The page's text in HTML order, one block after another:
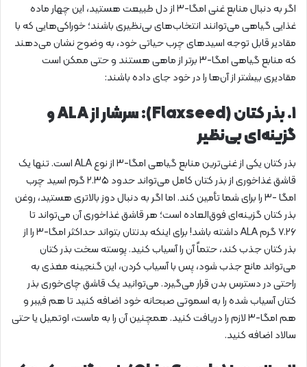
اگر به دنبال منابع غنی امگا-۳ از دل طبیعت هستید، این چهار ماده
غذایی گیاهی می‌توانند انتخاب‌های بی‌نظیری باشند؛ خوراکی‌هایی که با
مقادیر قابل توجه اسیدهای چرب حیاتی خود، به وضوح نشان می‌دهند
که منابع گیاهی امگا-۳ برتر از ماهی هستند و حتی ممکن است
مقادیری بیشتر از آن‌ها را در خود جای داده باشند:
۱. بذر کتان (Flaxseed): سرشار از ALA و
گزینه‌ای بی‌نظیر
بذر کتان یکی از غنی‌ترین منابع گیاهی امگا-۳ از نوع ALA است. تنها یک
قاشق غذاخوری از بذر کتان کامل می‌تواند حدود ۲.۳۵ گرم اسید چرب
امگا -۳ را برای شما تأمین کند. اما اگر به دنبال دوز بالاتری هستید، روغن
بذر کتان گزینه‌ای فوق‌العاده است؛ هر قاشق غذاخوری آن می‌تواند تا
۷.۲۶ گرم ALA داشته باشد! برای اینکه بدنتان بتواند حداکثر امگا-۳ را از
بذر کتان جذب کند، حتماً آن را آسیاب کنید. پوسته سخت بذر کتان
می‌تواند مانع جذب شود، پس با آسیاب کردن، این گنجینه مغذی به
راحتی در دسترس بدن قرار می‌گیرد. می‌توانید یک قاشق چای‌خوری بذر
کتان آسیاب شده را به اسموتی صبحانه خود اضافه کنید تا هم فیبر و
هم امگا-۳ لازم را دریافت کنید. همچنین آن را به ماست، اوتمیل یا حتی
سالاد اضافه کنید.